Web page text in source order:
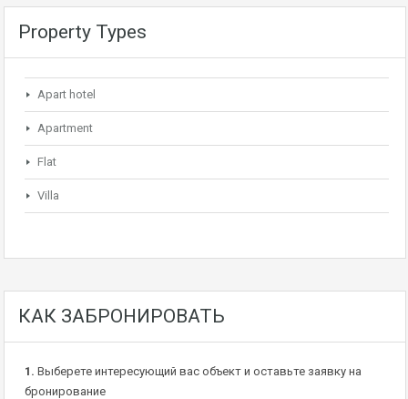
Property Types
Apart hotel
Apartment
Flat
Villa
КАК ЗАБРОНИРОВАТЬ
1. Выберете интересующий вас объект и оставьте заявку на
бронирование